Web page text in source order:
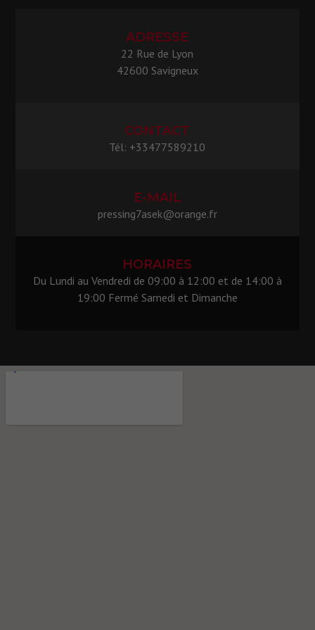
ADRESSE
22 Rue de Lyon
42600 Savigneux
CONTACT
Tél: +33477589210
E-MAIL
pressing7asek@orange.fr
HORAIRES
Du Lundi au Vendredi de 09:00 à 12:00 et de 14:00 à
19:00 Fermé Samedi et Dimanche